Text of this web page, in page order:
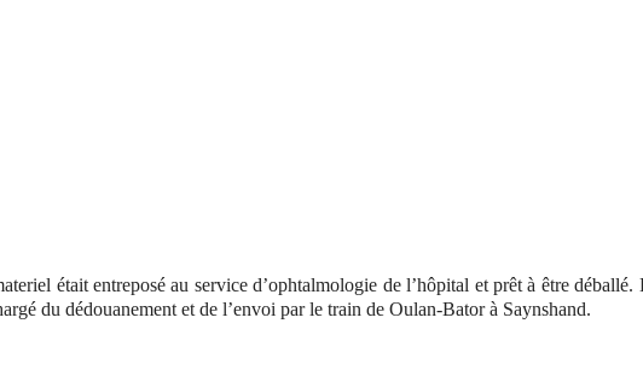
était entreposé au service d’ophtalmologie de l’hôpital et prêt à être déballé.
du dédouanement et de l’envoi par le train de Oulan-Bator à Saynshand.